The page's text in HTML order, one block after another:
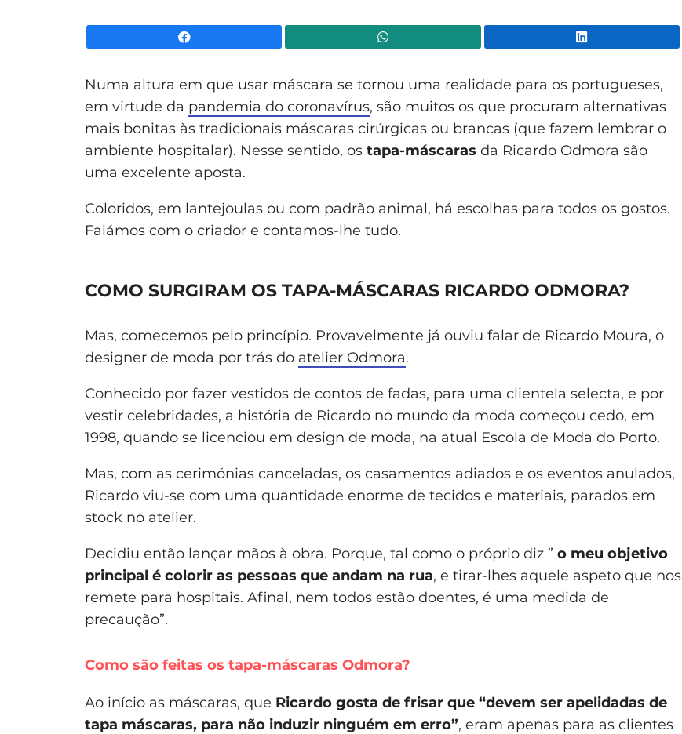
Numa altura em que usar máscara se tornou uma realidade para os portugueses,
em virtude da pandemia do coronavírus, são muitos os que procuram alternativas
mais bonitas às tradicionais máscaras cirúrgicas ou brancas (que fazem lembrar o
ambiente hospitalar). Nesse sentido, os tapa-máscaras da Ricardo Odmora são
uma excelente aposta.
Coloridos, em lantejoulas ou com padrão animal, há escolhas para todos os gostos.
Falámos com o criador e contamos-lhe tudo.
COMO SURGIRAM OS TAPA-MÁSCARAS RICARDO ODMORA?
Mas, comecemos pelo princípio. Provavelmente já ouviu falar de Ricardo Moura, o
designer de moda por trás do atelier Odmora.
Conhecido por fazer vestidos de contos de fadas, para uma clientela selecta, e por
vestir celebridades, a história de Ricardo no mundo da moda começou cedo, em
1998, quando se licenciou em design de moda, na atual Escola de Moda do Porto.
Mas, com as cerimónias canceladas, os casamentos adiados e os eventos anulados,
Ricardo viu-se com uma quantidade enorme de tecidos e materiais, parados em
stock no atelier.
Decidiu então lançar mãos à obra. Porque, tal como o próprio diz ” o meu objetivo
principal é colorir as pessoas que andam na rua, e tirar-lhes aquele aspeto que nos
remete para hospitais. Afinal, nem todos estão doentes, é uma medida de
precaução”.
Como são feitas os tapa-máscaras Odmora?
Ao início as máscaras, que Ricardo gosta de frisar que “devem ser apelidadas de
tapa máscaras, para não induzir ninguém em erro”, eram apenas para as clientes